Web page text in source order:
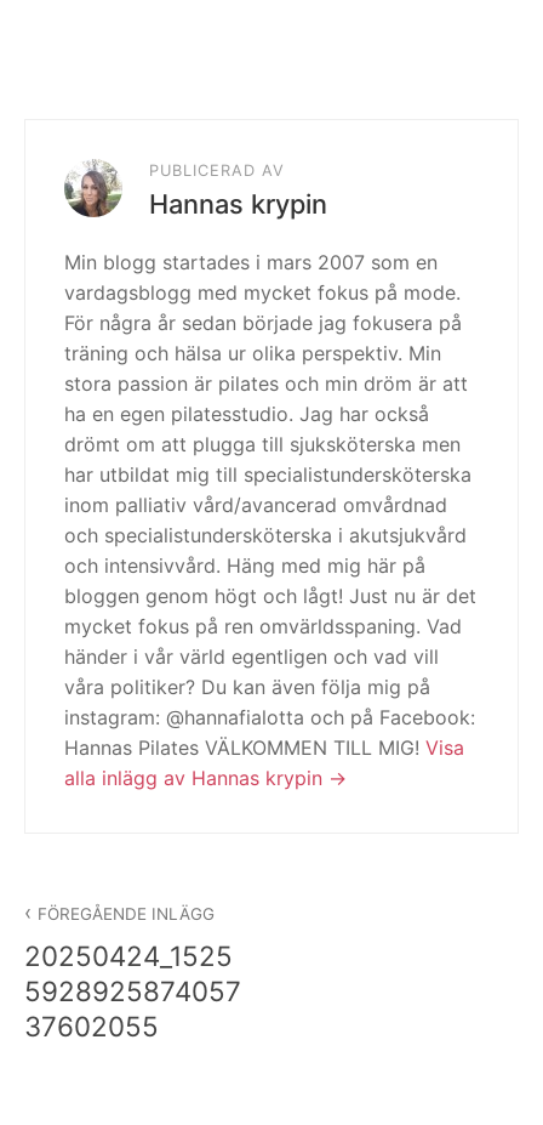
PUBLICERAD AV
Hannas krypin
Min blogg startades i mars 2007 som en
vardagsblogg med mycket fokus på mode.
För några år sedan började jag fokusera på
träning och hälsa ur olika perspektiv. Min
stora passion är pilates och min dröm är att
ha en egen pilatesstudio. Jag har också
drömt om att plugga till sjuksköterska men
har utbildat mig till specialistundersköterska
inom palliativ vård/avancerad omvårdnad
och specialistundersköterska i akutsjukvård
och intensivvård. Häng med mig här på
bloggen genom högt och lågt! Just nu är det
mycket fokus på ren omvärldsspaning. Vad
händer i vår värld egentligen och vad vill
våra politiker? Du kan även följa mig på
instagram: @hannafialotta och på Facebook:
Hannas Pilates VÄLKOMMEN TILL MIG! Visa
alla inlägg av Hannas krypin
FÖREGÅENDE INLÄGG
20250424_1525
5928925874057
37602055